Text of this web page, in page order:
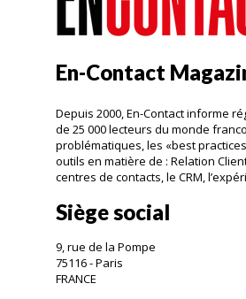
En-Contact
Depuis 2000, En-Contact informe
de 25 000 lecteurs du monde
problématiques, les «best
outils en matière de : Relation
centres de contacts, le CRM,
Siège social
9, rue de la Pompe
75116 - Paris
FRANCE